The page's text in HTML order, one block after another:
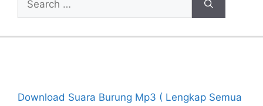
for:
Download Suara Burung Mp3 ( Lengkap Semua